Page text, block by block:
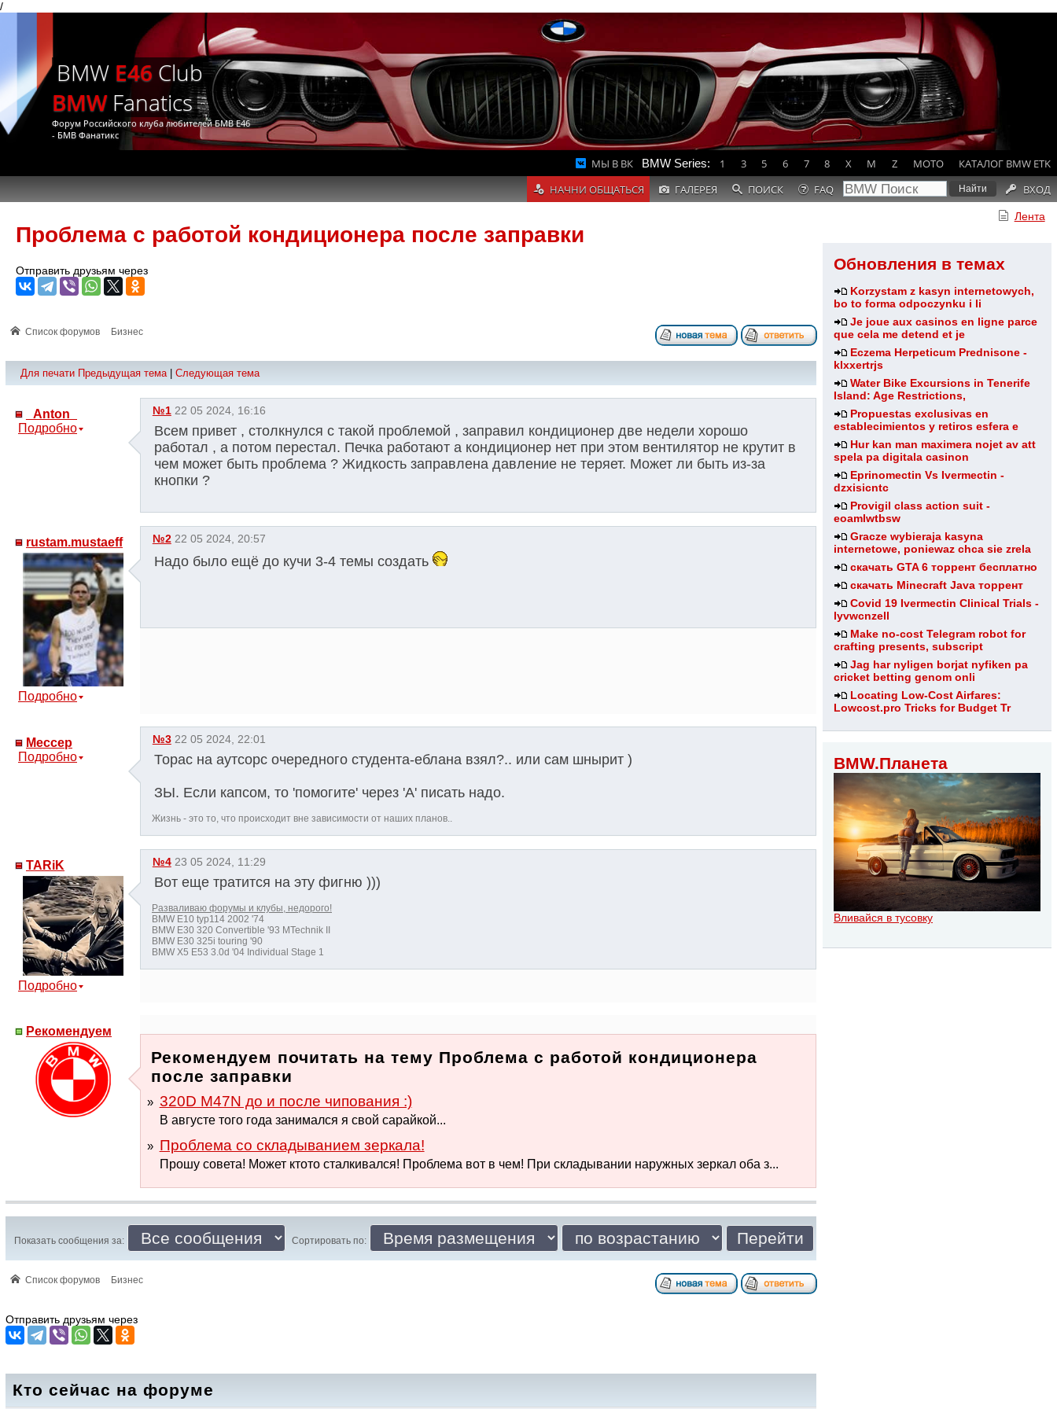
/
BMW E46 Club
BMWFanatics
Форум Российского клуба любителей БМВ Е46
- БМВ Фанатикс
МЫ В ВК BMW Series: 1 3 5 6 7 8 X M Z MOTO
КАТАЛОГ BMW ETK
НАЧНИ ОБЩАТЬСЯ
ГАЛЕРЕЯ ПОИСК FAQ ВХОД
Лента
Обновления в темах
Korzystam z kasyn internetowych,
bo to forma odpoczynku i li
Je joue aux casinos en ligne parce
que cela me detend et je
Eczema Herpeticum Prednisone -
klxxertrjs
Water Bike Excursions in Tenerife
Island: Age Restrictions,
Propuestas exclusivas en
establecimientos y retiros esfera e
Hur kan man maximera nojet av att
spela pa digitala casinon
Eprinomectin Vs Ivermectin -
dzxisicntc
Provigil class action suit -
eoamlwtbsw
Gracze wybieraja kasyna
internetowe, poniewaz chca sie zrela
скачать GTA 6 торрент бесплатно
скачать Minecraft Java торрент
Covid 19 Ivermectin Clinical Trials -
lyvwcnzell
Make no-cost Telegram robot for
crafting presents, subscript
Jag har nyligen borjat nyfiken pa
cricket betting genom onli
Locating Low-Cost Airfares:
Lowcost.pro Tricks for Budget Tr
BMW.Планета
Вливайся в тусовку
Проблема с работой кондиционера после заправки
Отправить друзьям через
Список форумов Бизнес
Для печати Предыдущая тема| Следующая тема
_Anton_
Подробно
№1 22 05 2024, 16:16
Всем привет , столкнулся с такой проблемой , заправил кондиционер две недели хорошо
работал , а потом перестал. Печка работают а кондиционер нет при этом вентилятор не крутит в
чем может быть проблема ? Жидкость заправлена давление не теряет. Может ли быть из-за
кнопки ?
rustam.mustaeff
Подробно
№2 22 05 2024, 20:57
Надо было ещё до кучи 3-4 темы создать
Мессер
Подробно
№3 22 05 2024, 22:01
Торас на аутсорс очередного студента-еблана взял?.. или сам шнырит )
ЗЫ. Если капсом, то 'помогите' через 'А' писать надо.
Жизнь - это то, что происходит вне зависимости от наших планов..
TARiK
Подробно
№4 23 05 2024, 11:29
Вот еще тратится на эту фигню )))
Разваливаю форумы и клубы, недорого!
BMW E10 typ114 2002 '74
BMW E30 320 Convertible '93 MTechnik II
BMW E30 325i touring '90
BMW X5 E53 3.0d '04 Individual Stage 1
Рекомендуем
Рекомендуем почитать на тему Проблема с работой кондиционера
после заправки
320D M47N до и после чипования :)
В августе того года занимался я свой сарайкой...
Проблема со складыванием зеркала!
Прошу совета! Может ктото сталкивался! Проблема вот в чем! При складывании наружных зеркал оба з...
Показать сообщения за: Сортировать по:
Список форумов Бизнес
Отправить друзьям через
Кто сейчас на форуме